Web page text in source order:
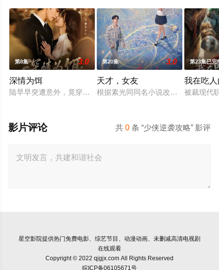
第8集 3.0
深情为饵
陆早早突遭意外，竟穿越成民国少夫人苏沐晚，醒来，却是丈
第20集 3.0
天才，女友
根据素光同同名小说改编。江逾白长
第23集已完
我在吃
被裁现代
共0 条 “少侠逆袭攻略” 影评
影片评论
星空影院提供热门免费电影、综艺节目、动漫动画、未删减高清电视剧
在线观看
Copyright © 2022 qjgjx.com All Rights Reserved
皖ICP备06105671号